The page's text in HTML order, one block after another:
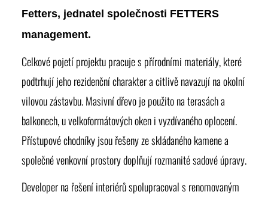
Fetters, jednatel společnosti FETTERS
management.
Celkové pojetí projektu pracuje s přírodními materiály, které
podtrhují jeho rezidenční charakter a citlivě navazují na okolní
vilovou zástavbu. Masivní dřevo je použito na terasách a
balkonech, u velkoformátových oken i vyzdívaného oplocení.
Přístupové chodníky jsou řešeny ze skládaného kamene a
společné venkovní prostory doplňují rozmanité sadové úpravy.
Developer na řešení interiérů spolupracoval s renomovaným